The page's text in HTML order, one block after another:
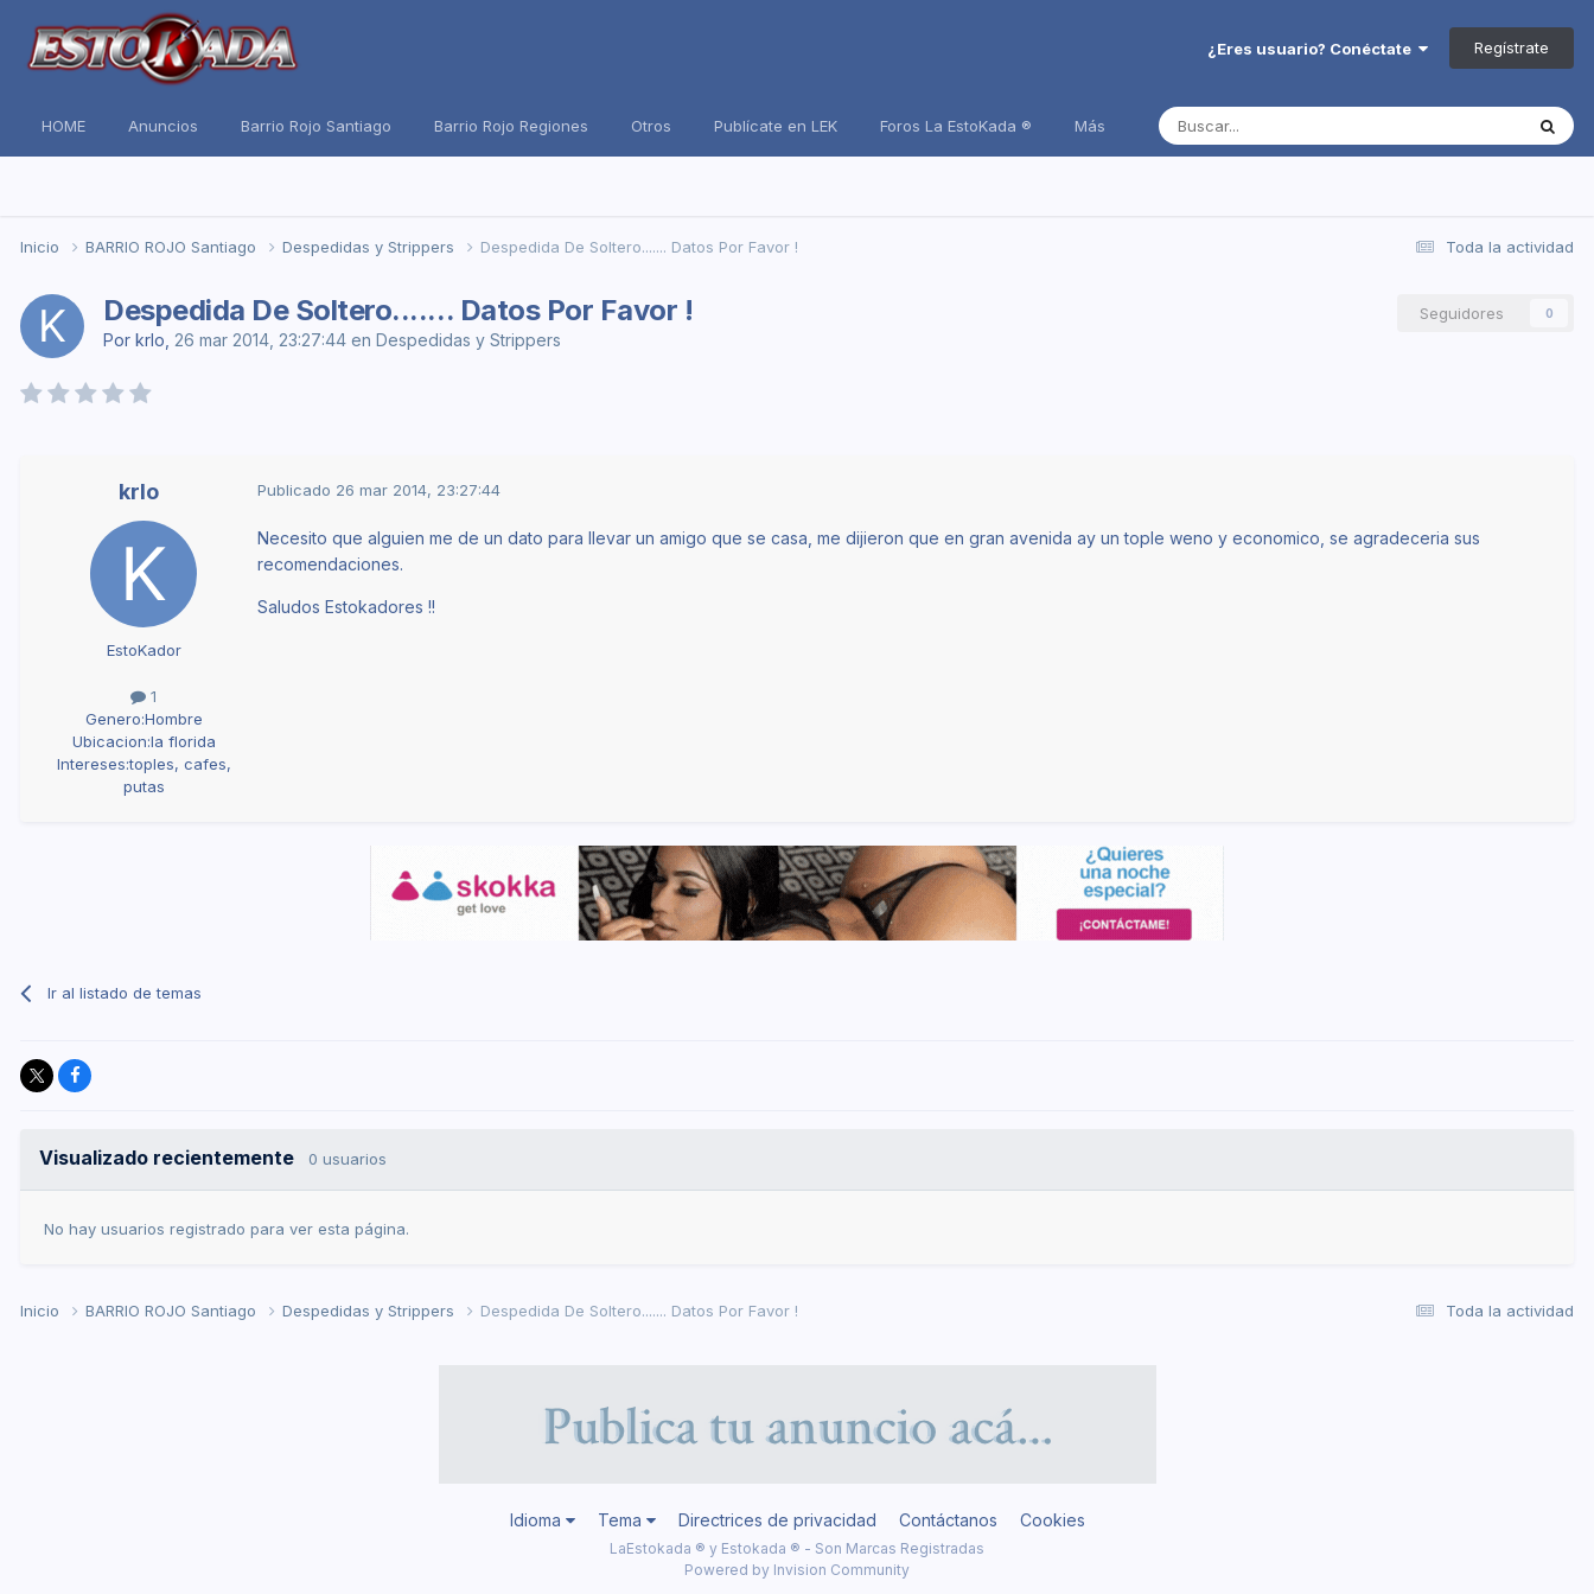
¿Eres usuario? Conéctate Regístrate
HOME Anuncios Barrio Rojo Santiago Barrio Rojo Regiones Otros Publícate en LEK Foros La EstoKada ® Más
Toda la actividad
Inicio BARRIO ROJO Santiago Despedidas y Strippers Despedida De Soltero....... Datos Por Favor !
Seguidores 0
Despedida De Soltero....... Datos Por Favor !
Por krlo 26 mar 2014, 23:27:44 en Despedidas y Strippers
krlo
EstoKador
1
Genero:Hombre
Ubicacion:la florida
Intereses:toples, cafes,
putas
Publicado 26 mar 2014, 23:27:44
Necesito que alguien me de un dato para llevar un amigo que se casa, me dijieron que en gran avenida ay un tople weno y economico, se agradeceria sus
recomendaciones.
Saludos Estokadores !!
Ir al listado de temas
Visualizado recientemente 0 usuarios
No hay usuarios registrado para ver esta página.
Toda la actividad
Inicio BARRIO ROJO Santiago Despedidas y Strippers Despedida De Soltero....... Datos Por Favor !
Idioma Tema Directrices de privacidad Contáctanos Cookies
LaEstokada ® y Estokada ® - Son Marcas Registradas
Powered by Invision Community